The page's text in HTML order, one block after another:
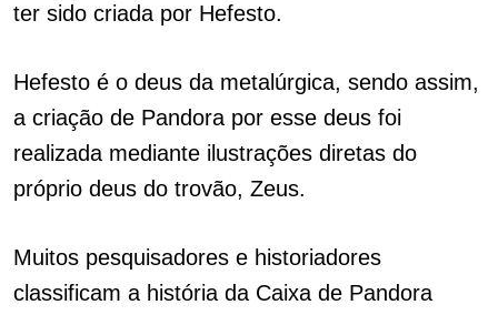
ter sido criada por Hefesto.
Hefesto é o deus da metalúrgica, sendo assim,
a criação de Pandora por esse deus foi
realizada mediante ilustrações diretas do
próprio deus do trovão, Zeus.
Muitos pesquisadores e historiadores
classificam a história da Caixa de Pandora